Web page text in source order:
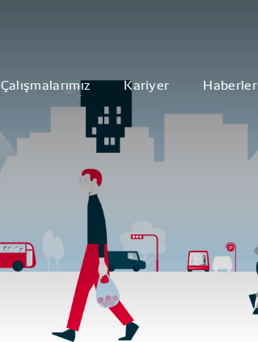
Çalışmalarımız Kariyer Haberler